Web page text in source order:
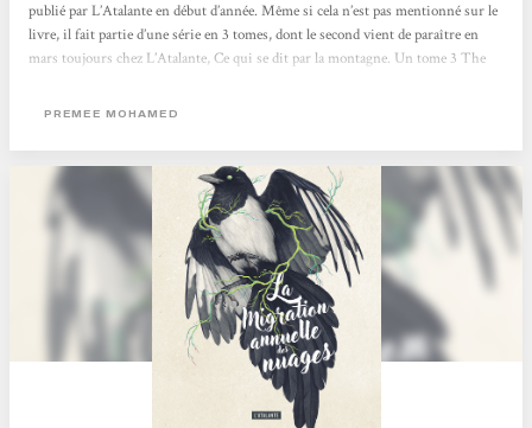
publié par L’Atalante en début d’année. Même si cela n’est pas mentionné sur le
livre, il fait partie d’une série en 3 tomes, dont le second vient de paraître en
mars toujours chez L’Atalante, Ce qui se dit par la montagne. Un tome 3 The
française est signée Marie Surgers. Futur proche, dans un monde post-
petites communautés en autarcie. L’extérieur est un...
PREMEE MOHAMED